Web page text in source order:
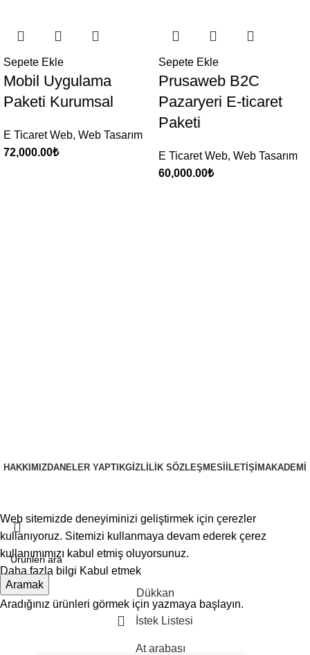
Sepete Ekle
Mobil Uygulama
Paketi Kurumsal
E Ticaret Web, Web Tasarım
72,000.00₺
Sepete Ekle
Prusaweb B2C
Pazaryeri E-ticaret
Paketi
E Ticaret Web, Web Tasarım
60,000.00₺
HAKKIMIZDANELER YAPTIKGIZLILIK SÖZLEŞMESI İLETIŞIMAKADEMI
Aramak
Aradığınız ürünleri görmek için yazmaya başlayın.
Web sitemizde deneyiminizi geliştirmek için çerezler
kullanıyoruz. Sitemizi kullanmaya devam ederek çerez
kullanımımızı kabul etmiş oluyorsunuz.
Daha fazla bilgi Kabul etmek
Dükkan
İstek Listesi
At arabası